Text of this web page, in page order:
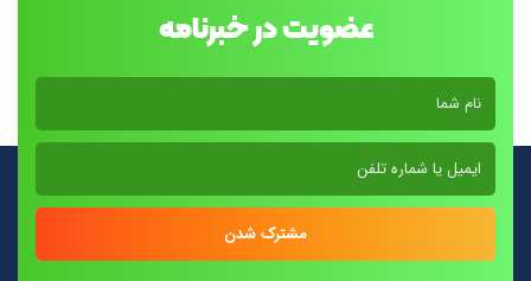
عضویت در خبرنامه
مشترک شدن